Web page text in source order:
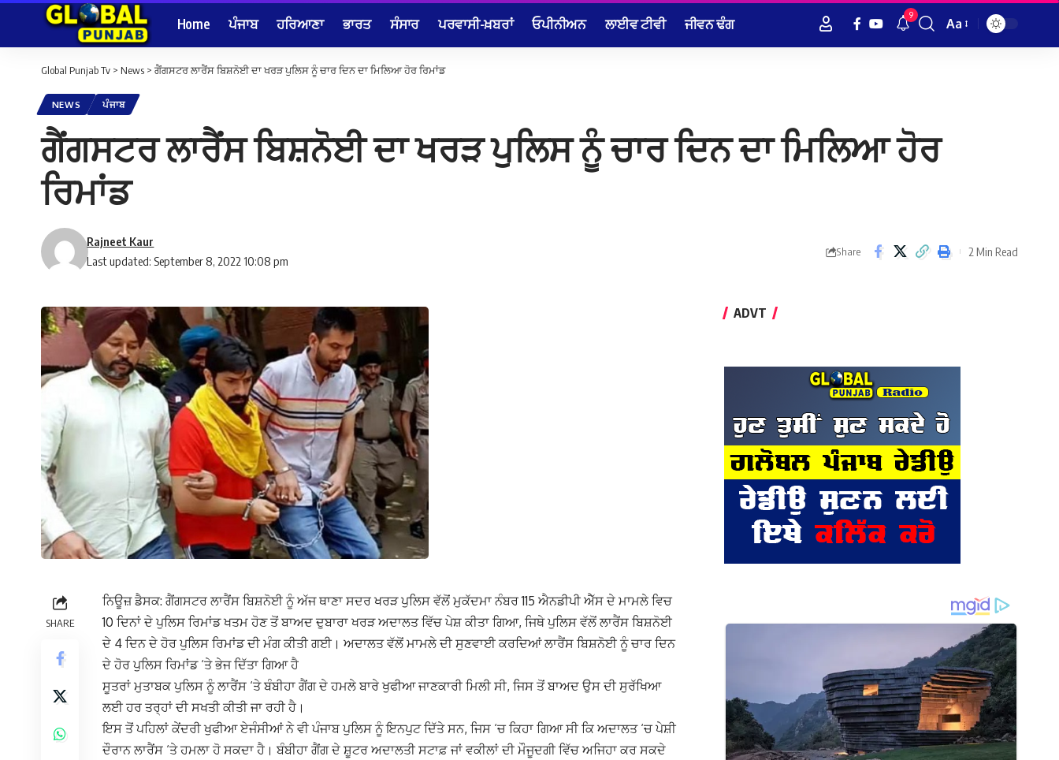
Home ਪੰਜਾਬ ਹਰਿਆਣਾ ਭਾਰਤ ਸੰਸਾਰ ਪਰਵਾਸੀ-ਖ਼ਬਰਾਂ ਓਪੀਨੀਅਨ ਲਾਈਵ ਟੀਵੀ ਜੀਵਨ ਢੰਗ 9
Font
Aa
Global Punjab Tv > News > ਗੈਂਗਸਟਰ ਲਾਰੈਂਸ ਬਿਸ਼ਨੋਈ ਦਾ ਖਰੜ ਪੁਲਿਸ ਨੂੰ ਚਾਰ ਦਿਨ ਦਾ ਮਿਲਿਆ ਹੋਰ ਰਿਮਾਂਡ
NEWS ਪੰਜਾਬ
ਗੈਂਗਸਟਰ ਲਾਰੈਂਸ ਬਿਸ਼ਨੋਈ ਦਾ ਖਰੜ ਪੁਲਿਸ ਨੂੰ ਚਾਰ ਦਿਨ ਦਾ ਮਿਲਿਆ ਹੋਰ
ਰਿਮਾਂਡ
Last updated: September 8, 2022 10:08 pm
Rajneet Kaur
Share 2 Min Read
SHARE
ਨਿਊਜ਼ ਡੈਸਕ: ਗੈਂਗਸਟਰ ਲਾਰੈਂਸ ਬਿਸ਼ਨੋਈ ਨੂੰ ਅੱਜ ਥਾਣਾ ਸਦਰ ਖਰੜ ਪੁਲਿਸ ਵੱਲੋਂ ਮੁਕੱਦਮਾ ਨੰਬਰ 115 ਐਨਡੀਪੀ ਐੱਸ ਦੇ ਮਾਮਲੇ ਵਿਚ
10 ਦਿਨਾਂ ਦੇ ਪੁਲਿਸ ਰਿਮਾਂਡ ਖਤਮ ਹੋਣ ਤੋਂ ਬਾਅਦ ਦੁਬਾਰਾ ਖਰੜ ਅਦਾਲਤ ਵਿੱਚ ਪੇਸ਼ ਕੀਤਾ ਗਿਆ, ਜਿਥੇ ਪੁਲਿਸ ਵੱਲੋਂ ਲਾਰੈਂਸ ਬਿਸ਼ਨੋਈ
ਦੇ 4 ਦਿਨ ਦੇ ਹੋਰ ਪੁਲਿਸ ਰਿਮਾਂਡ ਦੀ ਮੰਗ ਕੀਤੀ ਗਈ। ਅਦਾਲਤ ਵੱਲੋਂ ਮਾਮਲੇ ਦੀ ਸੁਣਵਾਈ ਕਰਦਿਆਂ ਲਾਰੈਂਸ ਬਿਸ਼ਨੋਈ ਨੂੰ ਚਾਰ ਦਿਨ
ਦੇ ਹੋਰ ਪੁਲਿਸ ਰਿਮਾਂਡ ‘ਤੇ ਭੇਜ ਦਿੱਤਾ ਗਿਆ ਹੈ
ਸੂਤਰਾਂ ਮੁਤਾਬਕ ਪੁਲਿਸ ਨੂੰ ਲਾਰੈਂਸ ‘ਤੇ ਬੰਬੀਹਾ ਗੈਂਗ ਦੇ ਹਮਲੇ ਬਾਰੇ ਖੁਫੀਆ ਜਾਣਕਾਰੀ ਮਿਲੀ ਸੀ, ਜਿਸ ਤੋਂ ਬਾਅਦ ਉਸ ਦੀ ਸੁਰੱਖਿਆ
ਲਈ ਹਰ ਤਰ੍ਹਾਂ ਦੀ ਸਖਤੀ ਕੀਤੀ ਜਾ ਰਹੀ ਹੈ।
ਇਸ ਤੋਂ ਪਹਿਲਾਂ ਕੇਂਦਰੀ ਖੁਫੀਆ ਏਜੰਸੀਆਂ ਨੇ ਵੀ ਪੰਜਾਬ ਪੁਲਿਸ ਨੂੰ ਇਨਪੁਟ ਦਿੱਤੇ ਸਨ, ਜਿਸ ‘ਚ ਕਿਹਾ ਗਿਆ ਸੀ ਕਿ ਅਦਾਲਤ ‘ਚ ਪੇਸ਼ੀ
ਦੌਰਾਨ ਲਾਰੈਂਸ ‘ਤੇ ਹਮਲਾ ਹੋ ਸਕਦਾ ਹੈ। ਬੰਬੀਹਾ ਗੈਂਗ ਦੇ ਸ਼ੂਟਰ ਅਦਾਲਤੀ ਸਟਾਫ਼ ਜਾਂ ਵਕੀਲਾਂ ਦੀ ਮੌਜੂਦਗੀ ਵਿੱਚ ਅਜਿਹਾ ਕਰ ਸਕਦੇ
ADVT